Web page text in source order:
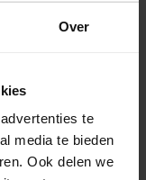
Over
te
media te bieden
Ook delen we
vervangt deze
50 W
De lamp
een
90) voor
van